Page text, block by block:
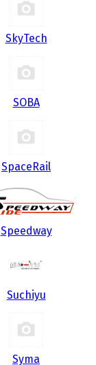
SkyTech
SOBA
SpaceRail
Speedway
Suchiyu
Syma